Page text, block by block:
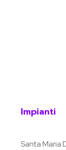
Impianti
Santa Maria